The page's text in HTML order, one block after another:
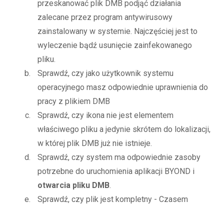
przeskanować plik DMB podjąć działania
zalecane przez program antywirusowy
zainstalowany w systemie. Najczęściej jest to
wyleczenie bądź usunięcie zainfekowanego
pliku.
Sprawdź, czy jako użytkownik systemu
operacyjnego masz odpowiednie uprawnienia do
pracy z plikiem DMB
Sprawdź, czy ikona nie jest elementem
właściwego pliku a jedynie skrótem do lokalizacji,
w której plik DMB już nie istnieje.
Sprawdź, czy system ma odpowiednie zasoby
potrzebne do uruchomienia aplikacji BYOND i
otwarcia pliku DMB.
Sprawdź, czy plik jest kompletny - Czasem